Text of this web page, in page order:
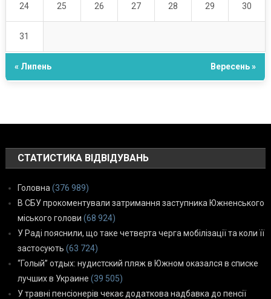
24 25 26 27 28 29 30
31
« Липень Вересень »
СТАТИСТИКА ВІДВІДУВАНЬ
Головна (376 989)
В СБУ прокоментували затримання заступника Южненського
міського голови (68 924)
У Раді пояснили, що таке четверта черга мобілізації та коли її
застосують (63 724)
“Голый” отдых: нудистский пляж в Южном оказался в списке
лучших в Украине (39 505)
У травні пенсіонерів чекає додаткова надбавка до пенсії